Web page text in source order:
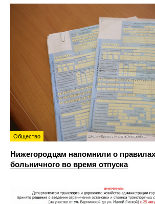
Общество
Нижегородцам напомнили о
больничного во время отпуска